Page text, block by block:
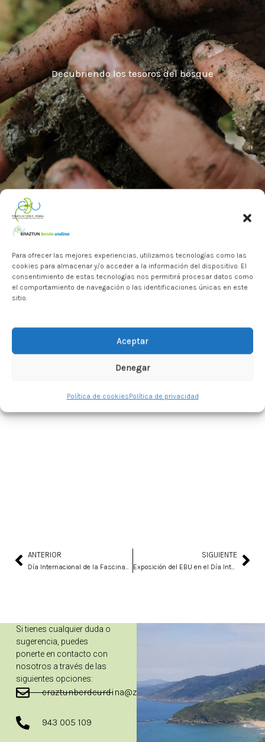
Para ofrecer las mejores experiencias, utilizamos tecnologías como las
cookies para almacenar y/o acceder a la información del dispositivo. El
consentimiento de estas tecnologías nos permitirá procesar datos como
el comportamiento de navegación o las identificaciones únicas en este
sitio.
Aceptar
Denegar
Política de cookiesPolítica de privacidad
Decubriendo los tesoros del bosque
Las y los txikis de 4-5 años han descubierto bonitos
tesoros en la zona Higerain-Hiruerreketa del Anillo
AntANTERIOR SIGUIENTE
Exposición del EBU en el Día Internacional del Medio Ambiente
Si tienes cualquier duda o
sugerencia, puedes
ponerte en contacto con
nosotros a través de las
siguientes opciones:
eraztunberdeurdina@zarautz.eus
943 005 109